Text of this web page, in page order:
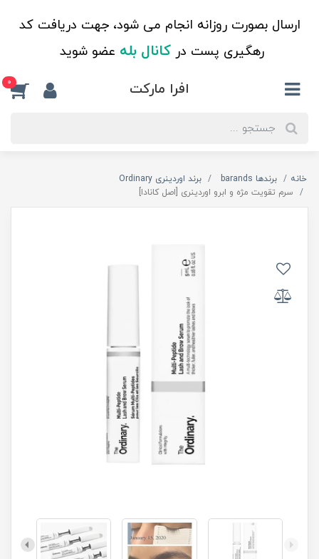
ارسال بصورت روزانه انجام می شود، جهت دریافت کد
رهگیری پست درکانال بله عضو شوید
افرا مارکت 0
خانه برندها barands
برند اوردینری Ordinary
سرم تقویت مژه و ابرو اوردینری [اصل کانادا]